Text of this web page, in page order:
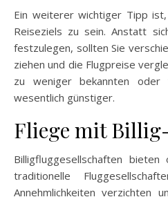
Ein weiterer wichtiger Tipp
Reiseziels zu sein. Anstatt
festzulegen, sollten Sie
ziehen und die Flugpreise
zu weniger bekannten oder
wesentlich günstiger.
Fliege mit
Billigfluggesellschaften
traditionelle
Annehmlichkeiten verzichten